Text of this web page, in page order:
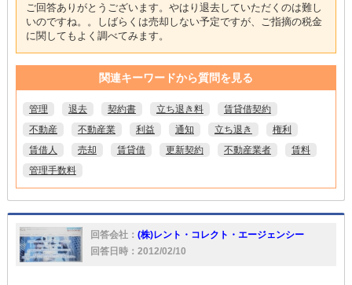
ご回答ありがとうございます。やはり退去していただくのは難し
いのですね。。しばらくは売却しない予定ですが、ご指摘の税金
に関してもよく調べてみます。
関連キーワードから質問を見る
管理 退去 契約書 立ち退き料
賃貸借契約
不動産
不動産業 利益 通知 立ち退き
権利
賃借人
売却 賃貸借 更新契約 不動産業者
賃料
管理手数料
回答会社： (株)レント・コレクト・エージェンシー
回答日時：2012/02/10